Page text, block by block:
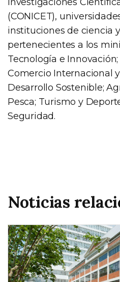
(CONICET),
instituciones de ciencia
pertenecientes a los
Tecnología e
Comercio Internacional
Desarrollo Sostenible;
Pesca; Turismo y
Seguridad.
Noticias